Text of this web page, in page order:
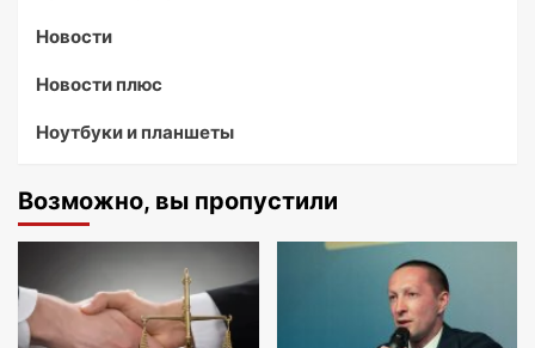
Новости
Новости плюс
Ноутбуки и планшеты
Возможно, вы пропустили